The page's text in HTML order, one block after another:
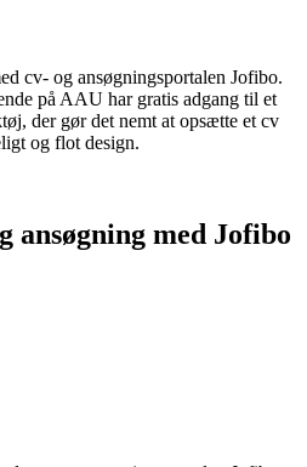
cv- og ansøgningsportalen Jofibo.
på AAU har gratis adgang til et
der gør det nemt at opsætte et cv
og flot design.
ansøgning med Jofibo